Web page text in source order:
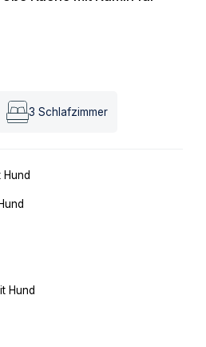
3 Schlafzimmer
Hund
Hund